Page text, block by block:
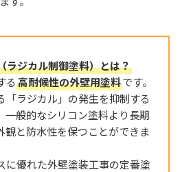
ラジカル制御塗料）とは？
る高耐候性の外壁用塗料です。
「ラジカル」の発生を抑制する
一般的なシリコン塗料より長期
観と防水性を保つことができま
に優れた外壁塗装工事の定番塗